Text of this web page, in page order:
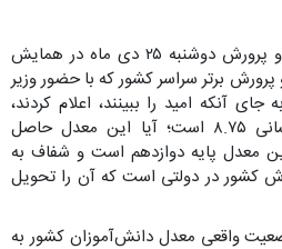
رضامراد صحرایی وزیر آموزش و پرورش دوشنبه ۲۵ دی ماه در همایش
برتر سراسر کشور که با حضور وزیر
آنکه امید را ببینند، اعلام کردند،
میانگین معدل رشته علوم انسانی ۸.۷۵ است؛ آیا این معدل حاصل
معدل پایه دوازدهم است و شفاف به
کشور در دولتی است که آن را تحویل
واقعی معدل دانش‌آموزان کشور به